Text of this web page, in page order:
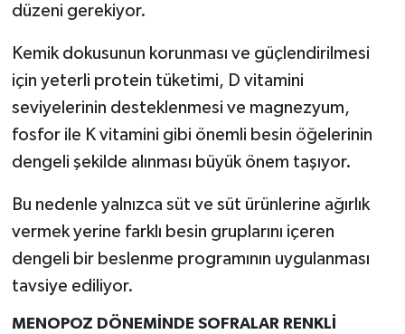
düzeni gerekiyor.
Kemik dokusunun korunması ve güçlendirilmesi
için yeterli protein tüketimi, D vitamini
seviyelerinin desteklenmesi ve magnezyum,
fosfor ile K vitamini gibi önemli besin öğelerinin
dengeli şekilde alınması büyük önem taşıyor.
Bu nedenle yalnızca süt ve süt ürünlerine ağırlık
vermek yerine farklı besin gruplarını içeren
dengeli bir beslenme programının uygulanması
tavsiye ediliyor.
MENOPOZ DÖNEMİNDE SOFRALAR RENKLİ
Spor
Tavşanlı
Teknoloji
Türkiye
Video Galeri